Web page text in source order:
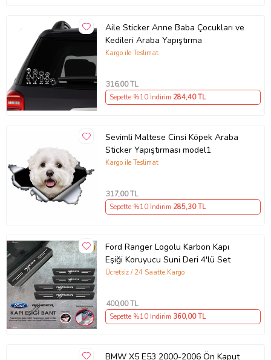
Aile Sticker Anne Baba Çocukları ve
Kedileri Araba Yapıştırma
Kargo ile Teslimat
316,00 TL
Sepette %10 İndirim 284,40 TL
Sevimli Maltese Cinsi Köpek Araba
Sticker Yapıştırması model1
Kargo ile Teslimat
317,00 TL
Sepette %10 İndirim 285,30 TL
Ford Ranger Logolu Karbon Kapı
Eşiği Koruyucu Suni Deri 4'lü Set
Ücretsiz / 24 Saatte Kargo
400,00 TL
Sepette %10 İndirim 360,00 TL
BMW X5 E53 2000-2006 Ön Kaput